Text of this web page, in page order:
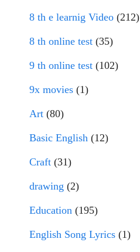
8 th e learnig Video (212)
8 th online test (35)
9 th online test (102)
9x movies (1)
Art (80)
Basic English (12)
Craft (31)
drawing (2)
Education (195)
English Song Lyrics (1)